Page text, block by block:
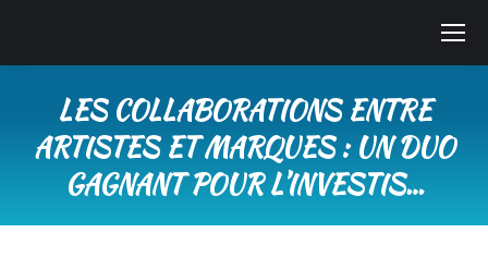
LES COLLABORATIONS ENTRE
ARTISTES ET MARQUES : UN DUO
GAGNANT POUR L’INVESTIS…